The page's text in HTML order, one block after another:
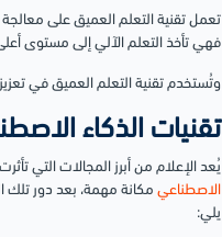
تعمل تقنية التعلم العميق على
فهي تأخذ التعلم الآلي إلى مستوى
وتُستخدم تقنية التعلم العميق في
تقنيات الذكاء
يُعد الإعلام من أبرز المجالات التي
الاصطناعي مكانة مهمة، بعد دور تلك
يلي: